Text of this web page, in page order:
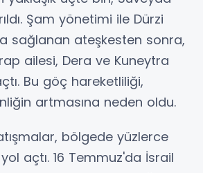
Şam yönetimi ile Dürzi
sağlanan ateşkesten sonra,
ailesi, Dera ve Kuneytra
Bu göç hareketliliği,
artmasına neden oldu.
bölgede yüzlerce
açtı. 16 Temmuz'da İsrail